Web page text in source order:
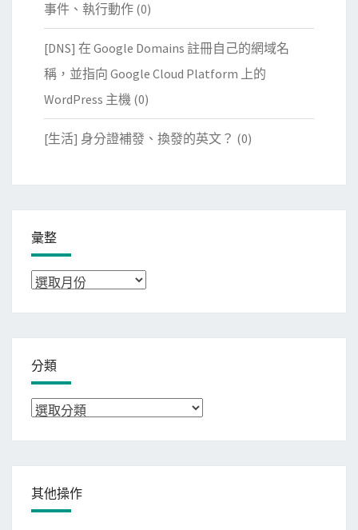
事件、執行動作 (0)
[DNS] 在 Google Domains 註冊自己的網域名
稱，並指向 Google Cloud Platform 上的
WordPress 主機 (0)
[生活] 身分證補發、換發的英文？ (0)
彙整
彙
分類
分
其他操作